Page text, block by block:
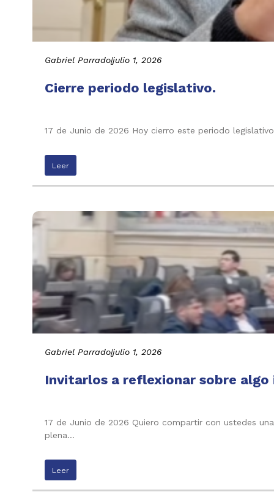
Gabriel Parrado|julio 1, 2026
Cierre periodo legislativo.
17 de Junio de 2026 Hoy cierro este periodo
Leer
Gabriel Parrado|julio 1, 2026
Invitarlos a reflexionar sobre
17 de Junio de 2026 Quiero compartir con ustedes
plena…
Leer